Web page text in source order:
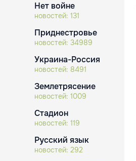
Нет войне
новостей: 131
Приднестровье
новостей: 34989
Украина-Россия
новостей: 8491
Землетрясение
новостей: 1009
Стадион
новостей: 119
Русский язык
новостей: 292